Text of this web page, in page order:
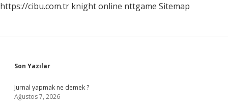
https://cibu.com.tr knight online nttgame Sitemap
Sidebar
Son Yazılar
Jurnal yapmak ne demek ?
Ağustos 7, 2026